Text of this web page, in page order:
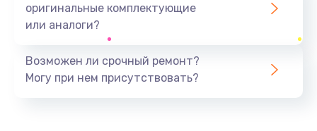
Замена материнской платы
Заказать
оригинальные комплектующие
или аналоги?
Возможен ли срочный ремонт?
Могу при нем присутствовать?